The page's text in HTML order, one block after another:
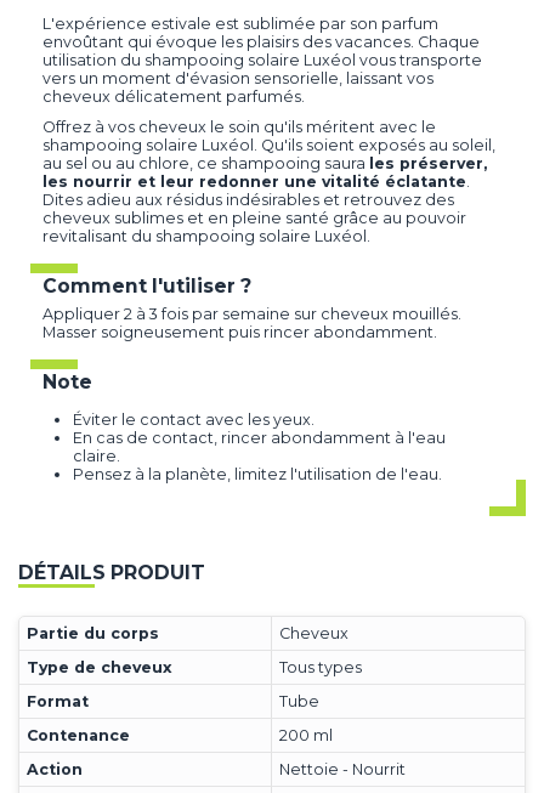
L'expérience estivale est sublimée par son parfum
envoûtant qui évoque les plaisirs des vacances. Chaque
utilisation du shampooing solaire Luxéol vous transporte
vers un moment d'évasion sensorielle, laissant vos
cheveux délicatement parfumés.
Offrez à vos cheveux le soin qu'ils méritent avec le
shampooing solaire Luxéol. Qu'ils soient exposés au soleil,
au sel ou au chlore, ce shampooing saura les préserver,
les nourrir et leur redonner une vitalité éclatante
Dites adieu aux résidus indésirables et retrouvez des
cheveux sublimes et en pleine santé grâce au pouvoir
revitalisant du shampooing solaire Luxéol.
Comment l'utiliser ?
Appliquer 2 à 3 fois par semaine sur cheveux mouillés.
Masser soigneusement puis rincer abondamment.
Note
Éviter le contact avec les yeux.
En cas de contact, rincer abondamment à l'eau
claire.
Pensez à la planète, limitez l'utilisation de l'eau.
DÉTAILS PRODUIT
Partie du corps
Cheveux
Type de cheveux
Tous types
Format
Tube
Contenance
200 ml
Action
Nettoie - Nourrit